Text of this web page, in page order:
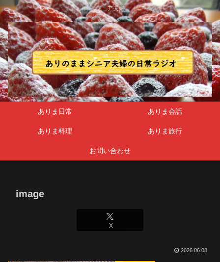
シニア夫婦
ありま日常 ありま会話
ありま料理 ありま旅行
お問い合わせ
image
X
2026.06.08